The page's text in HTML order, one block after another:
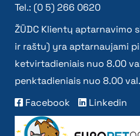
Tel.: (0 5) 266 0620
ŽŪDC Klientų aptarnavimo
ir raštu) yra aptarnaujami
ketvirtadieniais nuo 8.00
penktadieniais nuo 8.00
Facebook
Linkedin